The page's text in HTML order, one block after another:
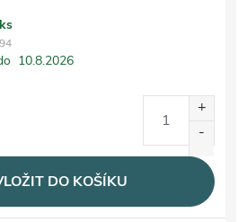
10.8.2026
DO KOŠÍKU